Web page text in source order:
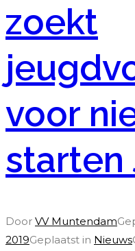
zoekt
voor
starten
Door VV Muntendam
2019Geplaatst in Nieuws